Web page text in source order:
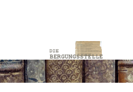
PFADNAVIGATION